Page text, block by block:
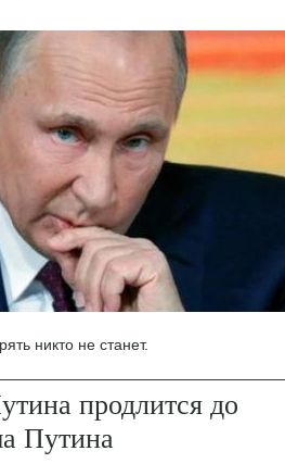
никто не станет.
продлится до
Путина